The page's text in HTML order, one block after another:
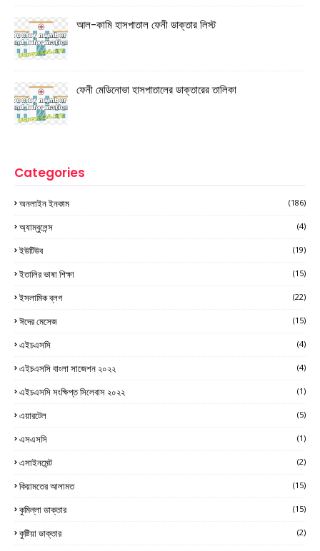
আল-কামি হাসপাতাল ফেনী ডাক্তার লিস্ট
ফেনী মেডিনোভা হাসপাতালের ডাক্তারের তালিকা
Categories
অনলাইন ইনকাম (186)
অ্যাম্বুলেন্স (4)
ইউটিউব (19)
ইতালির ভাষা শিক্ষা (15)
ইসলামিক ব্লগ (22)
ঈদের মেসেজ (15)
এইচএসসি (4)
এইচএসসি বাংলা সাজেশন ২০২২ (4)
এইচএসসি সংক্ষিপ্ত সিলেবাস ২০২২ (1)
এয়ারটেল (5)
এসএসসি (1)
এসাইনমেন্ট (2)
কিয়ামতের আলামত (15)
কুমিল্লা ডাক্তার (15)
কুষ্টিয়া ডাক্তার (2)